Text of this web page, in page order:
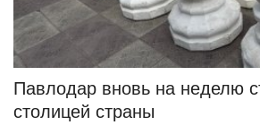
Павлодар вновь на неделю
столицей страны